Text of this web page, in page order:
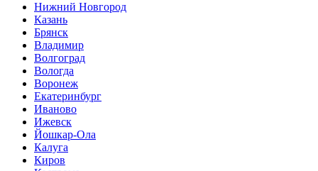
Нижний Нoвгород
Казань
Брянск
Владимир
Волгоград
Вологда
Воронеж
Екатеринбург
Иваново
Ижевск
Йошкар-Ола
Калуга
Киров